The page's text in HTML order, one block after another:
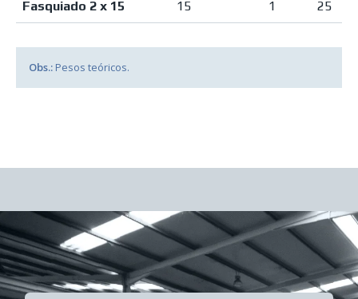
Fasquiado 2 x 15 15 1 25
Obs.: Pesos teóricos.